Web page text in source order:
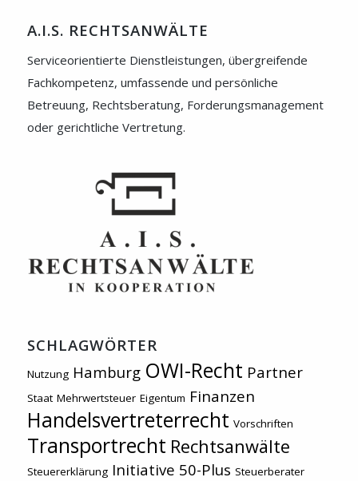
A.I.S. RECHTSANWÄLTE
Serviceorientierte Dienstleistungen, übergreifende
Fachkompetenz, umfassende und persönliche
Betreuung, Rechtsberatung, Forderungsmanagement
oder gerichtliche Vertretung.
SCHLAGWÖRTER
Nutzung Hamburg OWI-Recht Partner
Staat Mehrwertsteuer Eigentum Finanzen
Handelsvertreterrecht Vorschriften
Transportrecht Rechtsanwälte
Steuererklärung Initiative 50-Plus Steuerberater